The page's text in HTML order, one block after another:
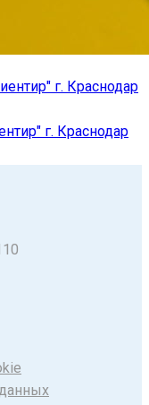
г. Краснодар
г. Краснодар